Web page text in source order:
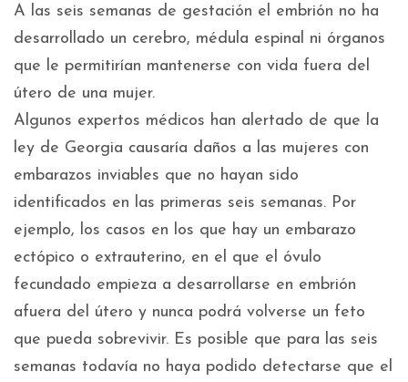
A las seis semanas de gestación el embrión no ha
desarrollado un cerebro, médula espinal ni órganos
que le permitirían mantenerse con vida fuera del
útero de una mujer.
Algunos expertos médicos han alertado de que la
ley de Georgia causaría daños a las mujeres con
embarazos inviables que no hayan sido
identificados en las primeras seis semanas. Por
ejemplo, los casos en los que hay un embarazo
ectópico o extrauterino, en el que el óvulo
fecundado empieza a desarrollarse en embrión
afuera del útero y nunca podrá volverse un feto
que pueda sobrevivir. Es posible que para las seis
semanas todavía no haya podido detectarse que el